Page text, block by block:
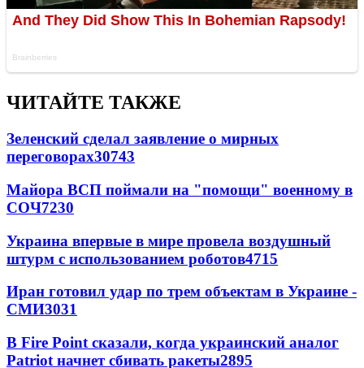
ЧИТАЙТЕ ТАКЖЕ
Зеленский сделал заявление о мирных
переговорах30743
Майора ВСП поймали на "помощи" военному в
СОЧ7230
Украина впервые в мире провела воздушный
штурм с использованием роботов4715
Иран готовил удар по трем объектам в Украине -
СМИ3031
В Fire Point сказали, когда украинский аналог
Patriot начнет сбивать ракеты2895